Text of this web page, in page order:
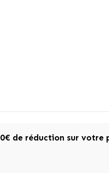
de réduction sur votre